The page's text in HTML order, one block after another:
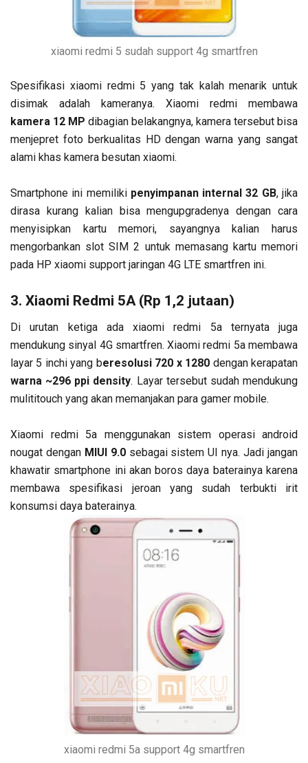
xiaomi redmi 5 sudah support 4g smartfren
Spesifikasi xiaomi redmi 5 yang tak kalah menarik untuk
disimak adalah kameranya. Xiaomi redmi membawa
kamera 12 MP dibagian belakangnya, kamera tersebut bisa
menjepret foto berkualitas HD dengan warna yang sangat
alami khas kamera besutan xiaomi.
Smartphone ini memiliki penyimpanan internal 32 GB, jika
dirasa kurang kalian bisa mengupgradenya dengan cara
menyisipkan kartu memori, sayangnya kalian harus
mengorbankan slot SIM 2 untuk memasang kartu memori
pada HP xiaomi support jaringan 4G LTE smartfren ini.
3. Xiaomi Redmi 5A (Rp 1,2 jutaan)
Di urutan ketiga ada xiaomi redmi 5a ternyata juga
mendukung sinyal 4G smartfren. Xiaomi redmi 5a membawa
layar 5 inchi yang beresolusi 720 x 1280 dengan kerapatan
warna ~296 ppi density. Layar tersebut sudah mendukung
mulititouch yang akan memanjakan para gamer mobile.
Xiaomi redmi 5a menggunakan sistem operasi android
nougat dengan MIUI 9.0sebagai sistem UI nya. Jadi jangan
khawatir smartphone ini akan boros daya baterainya karena
membawa spesifikasi jeroan yang sudah terbukti irit
konsumsi daya baterainya.
xiaomi redmi 5a support 4g smartfren